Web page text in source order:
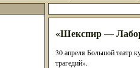
«Шекспир —
30 апреля Большой театр
трагедий».